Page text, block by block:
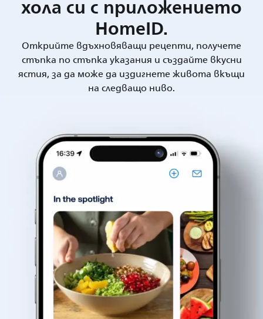
хола си с приложението
HomeID.
Открийте вдъхновяващи рецепти, получете
стъпка по стъпка указания и създайте вкусни
ястия, за да може да издигнете живота вкъщи
на следващо ниво.